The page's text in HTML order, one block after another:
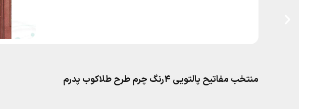
منتخب مفاتیح پالتویی 4رنگ چرم طرح طلاکوب پدرم